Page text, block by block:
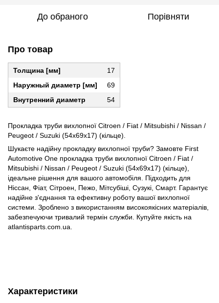
До обраного Порівняти
Про товар
Толщина [мм]
17
Наружный диаметр [мм]
69
Внутренний диаметр
54
Прокладка труби вихлопної Citroen / Fiat / Mitsubishi / Nissan /
Peugeot / Suzuki (54x69x17) (кільце).
Шукаєте надійну прокладку вихлопної труби? Замовте First
Automotive One прокладка труби вихлопної Citroen / Fiat /
Mitsubishi / Nissan / Peugeot / Suzuki (54x69x17) (кільце),
ідеальне рішення для вашого автомобіля. Підходить для
Ніссан, Фіат, Сітроен, Пежо, Мітсубіші, Сузукі, Смарт. Гарантує
надійне з'єднання та ефективну роботу вашої вихлопної
системи. Зроблено з використанням високоякісних матеріалів,
забезпечуючи тривалий термін служби. Купуйте якість на
atlantisparts.com.ua.
Характеристики